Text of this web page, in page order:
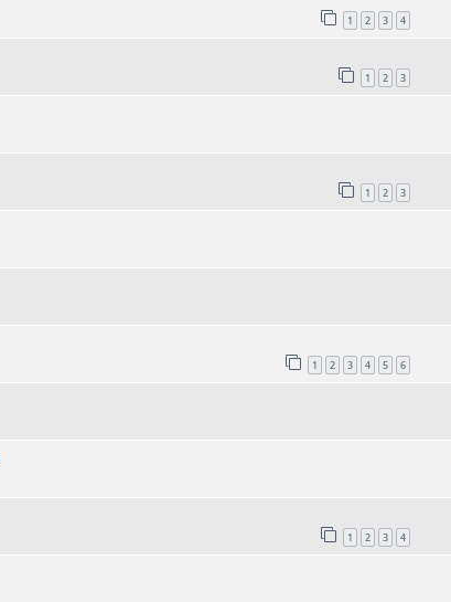
1 2 3 4
1 2 3
1 2 3
1 2 3 4 5 6
1 2 3 4